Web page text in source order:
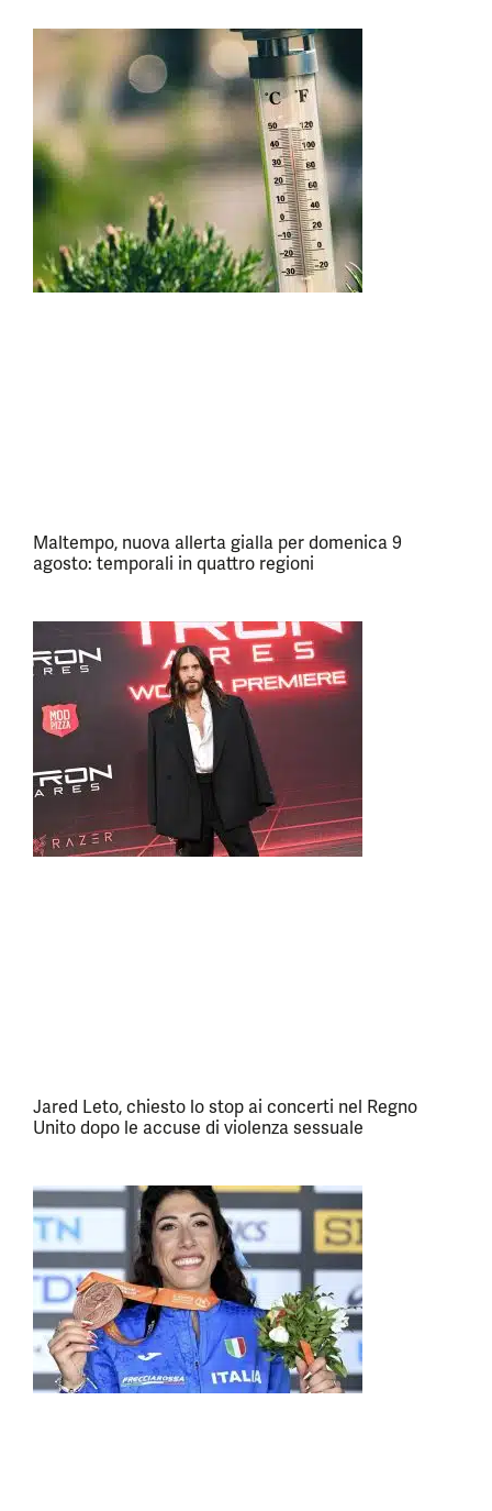
Maltempo, nuova allerta gialla per domenica 9
agosto: temporali in quattro regioni
Jared Leto, chiesto lo stop ai concerti nel Regno
Unito dopo le accuse di violenza sessuale